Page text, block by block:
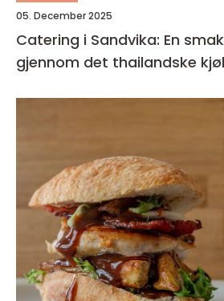
05. December 2025
Catering i Sandvika: En
gjennom det thailandske